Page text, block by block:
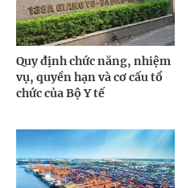
Quy định chức năng, nhiệm
vụ, quyền hạn và cơ cấu tổ
chức của Bộ Y tế